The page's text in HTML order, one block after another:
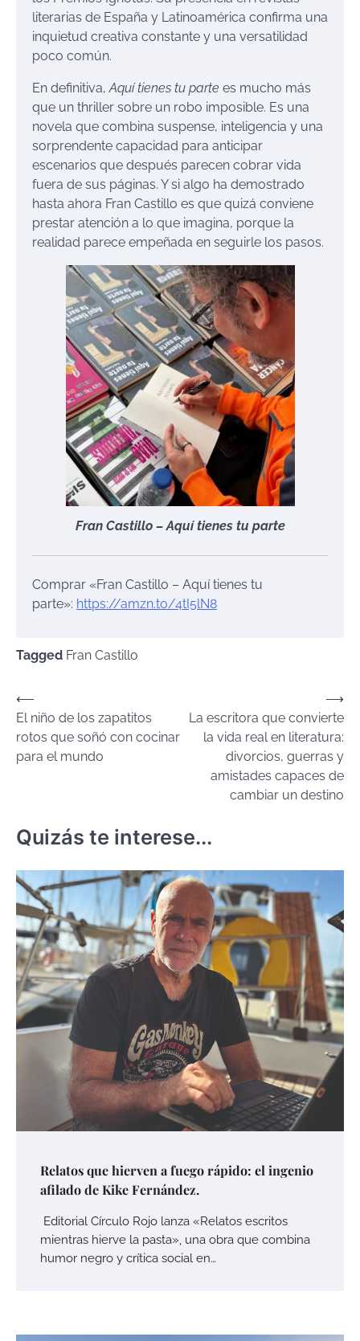
literarias de España y Latinoamérica confirma una
inquietud creativa constante y una versatilidad
poco común.
En definitiva,Aquí tienes tu parte es mucho más
que un thriller sobre un robo imposible. Es una
novela que combina suspense, inteligencia y una
sorprendente capacidad para anticipar
escenarios que después parecen cobrar vida
fuera de sus páginas. Y si algo ha demostrado
hasta ahora Fran Castillo es que quizá conviene
prestar atención a lo que imagina, porque la
realidad parece empeñada en seguirle los pasos.
Fran Castillo – Aquí tienes tu parte
Comprar «Fran Castillo – Aquí tienes tu
parte»: https://amzn.to/4tI5lN8
Tagged Fran Castillo
Navegación
de
entradas
⟵
El niño de los zapatitos
rotos que soñó con cocinar
para el mundo
La escritora que convierte
la vida real en literatura:
divorcios, guerras y
amistades capaces de
cambiar un destino
⟶
Quizás te interese...
Relatos que hierven a fuego rápido: el ingenio
afilado de Kike Fernández.
Editorial Círculo Rojo lanza «Relatos escritos
mientras hierve la pasta», una obra que combina
humor negro y crítica social en…